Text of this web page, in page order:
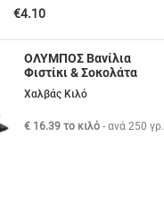
€4.10
ΟΛΥΜΠΟΣ Βανίλια
Φιστίκι & Σοκολάτα
Χαλβάς Κιλό
€ 16.39 το κιλό - ανά250 γρ.